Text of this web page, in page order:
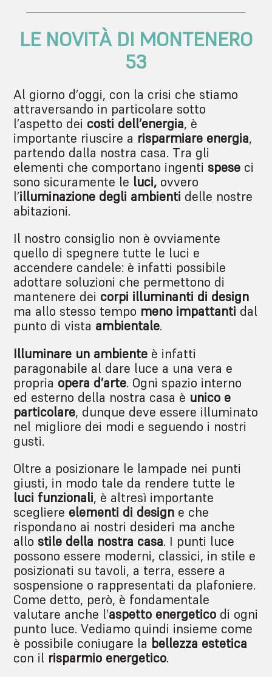
LE NOVITÀ DI MONTENERO
53
Al giorno d’oggi, con la crisi che stiamo
attraversando in particolare sotto
l’aspetto dei costi dell’energia, è
importante riuscire a risparmiare energia,
partendo dalla nostra casa. Tra gli
elementi che comportano ingentispese ci
sono sicuramente le luci, ovvero
l’illuminazione degli ambienti delle nostre
abitazioni.
Il nostro consiglio non è ovviamente
quello di spegnere tutte le luci e
accendere candele: è infatti possibile
adottare soluzioni che permettono di
mantenere dei corpi illuminanti di design
ma allo stesso tempo meno impattanti dal
punto di vista ambientale.
Illuminare un ambiente è infatti
paragonabile al dare luce a una vera e
propria opera d’arte. Ogni spazio interno
ed esterno della nostra casa è unico e
particolare, dunque deve essere illuminato
nel migliore dei modi e seguendo i nostri
gusti.
Oltre a posizionare le lampade nei punti
giusti, in modo tale da rendere tutte le
luci funzionali, è altresì importante
scegliere elementi di design e che
rispondano ai nostri desideri ma anche
allostile della nostra casa. I punti luce
possono essere moderni, classici, in stile e
posizionati su tavoli, a terra, essere a
sospensione o rappresentati da plafoniere.
Come detto, però, è fondamentale
valutare anche l’aspetto energetico di ogni
punto luce. Vediamo quindi insieme come
è possibile coniugare la bellezza estetica
con il risparmio energetico.